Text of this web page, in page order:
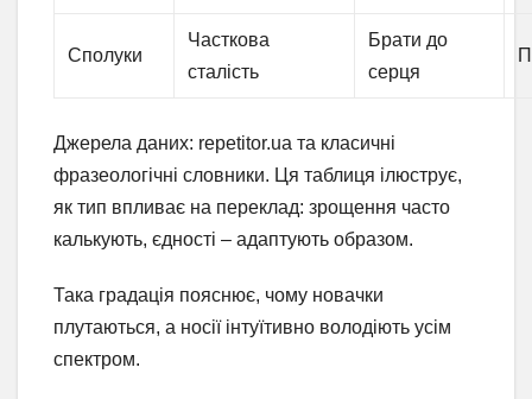
Сполуки
Часткова
сталість
Брати до
серця
Джерела даних: repetitor.ua та класичні
фразеологічні словники. Ця таблиця ілюструє,
як тип впливає на переклад: зрощення часто
калькують, єдності – адаптують образом.
Така градація пояснює, чому новачки
плутаються, а носії інтуїтивно володіють усім
спектром.